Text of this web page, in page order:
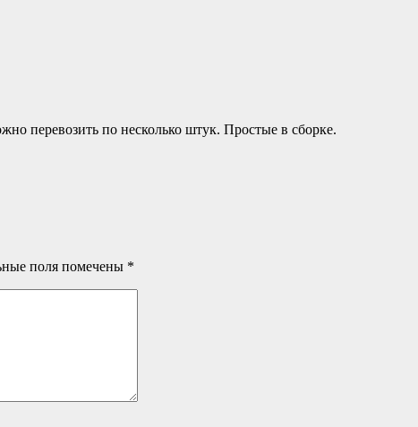
перевозить по несколько штук. Простые в сборке.
поля помечены *